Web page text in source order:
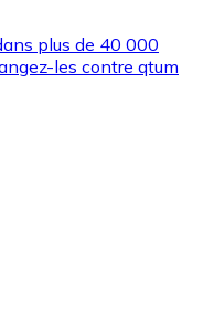
plus de 40 000
les contre qtum